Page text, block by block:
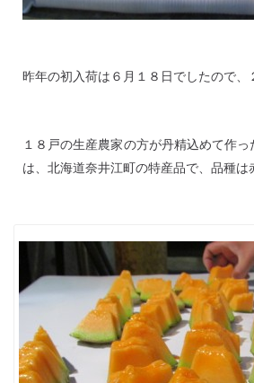
昨年の初入荷は６月１８日でしたので、
１８戸の生産農家の方が丹精込めて作っ
は、北海道奈井江町の特産品で、品種は